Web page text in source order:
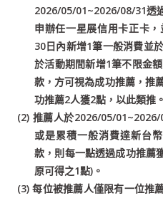
2026/05/01~2026/08/31透
申辦任一星展信用卡正卡
30日內新增1筆一般消費並
於活動期間新增1筆不限金
款，方可視為成功推薦，推
功推薦2人獲2點，以此類推。
(2) 推薦人於2026/05/
或是累積一般消費達新台
款，則每一點透過成功推薦
原可得之1點)。
(3) 每位被推薦人僅限有一位推